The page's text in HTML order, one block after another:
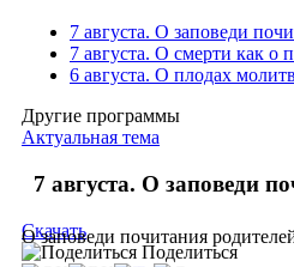
7 августа. О заповеди
7 августа. О смерти как о
6 августа. О плодах
Другие программы
Актуальная тема
7 августа. О заповеди
О заповеди почитания
Скачать
Поделиться